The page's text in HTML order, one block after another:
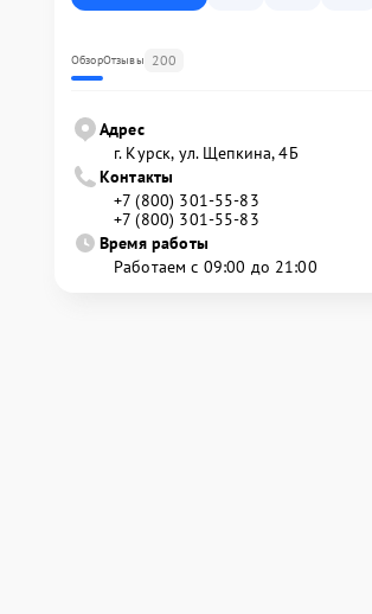
ОбзорОтзывы 200
Адрес
г. Курск, ул. Щепкина, 4Б
Контакты
+7 (800) 301-55-83
+7 (800) 301-55-83
Время работы
Работаем с 09:00 до 21:00